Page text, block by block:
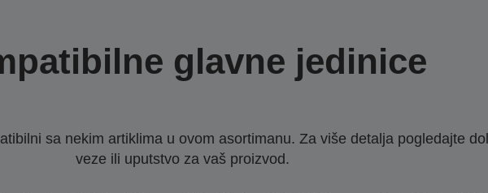
glavne jedinice
sa nekim artiklima u ovom asortimanu. Za više detalja pogledajte
veze ili uputstvo za vaš proizvod.